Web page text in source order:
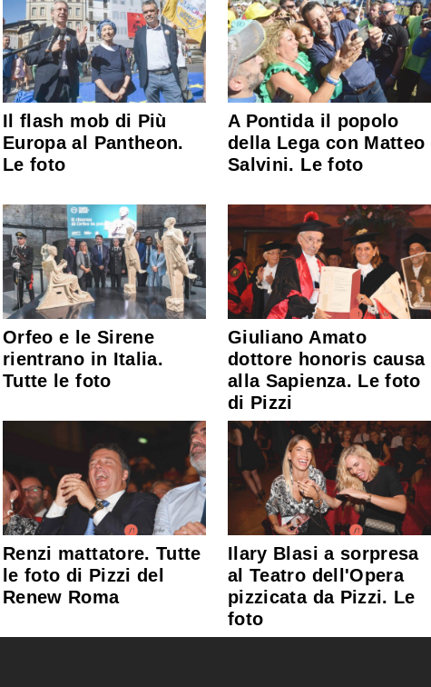
Il flash mob di Più
Europa al Pantheon.
Le foto
A Pontida il popolo
della Lega con Matteo
Salvini. Le foto
Orfeo e le Sirene
rientrano in Italia.
Tutte le foto
Giuliano Amato
dottore honoris causa
alla Sapienza. Le foto
di Pizzi
Renzi mattatore. Tutte
le foto di Pizzi del
Renew Roma
Ilary Blasi a sorpresa
al Teatro dell'Opera
pizzicata da Pizzi. Le
foto